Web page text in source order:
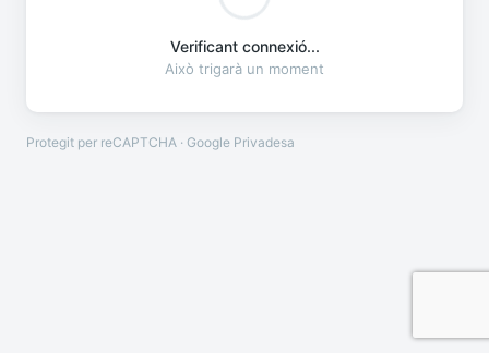
Verificant connexió...
Això trigarà un moment
Protegit per reCAPTCHA · Google Privadesa